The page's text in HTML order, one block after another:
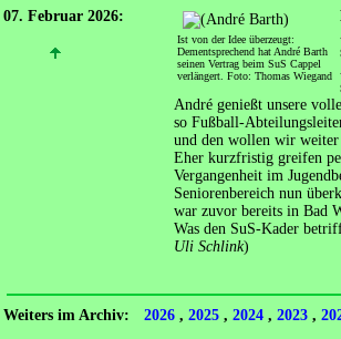
07. Februar 2026:
Ist von der Idee überzeugt:
Dementsprechend hat André Barth
seinen Vertrag beim SuS Cappel
verlängert. Foto: Thomas Wiegand
André genießt unsere
so Fußball-
und den wollen wir weiter
Eher kurzfristig greifen
Vergangenheit im
Seniorenbereich nun
war zuvor bereits in Bad
Was den SuS-Kader
Uli Schlink)
Weiters im Archiv: 2026 , 2025 , 2024 , 2023 ,